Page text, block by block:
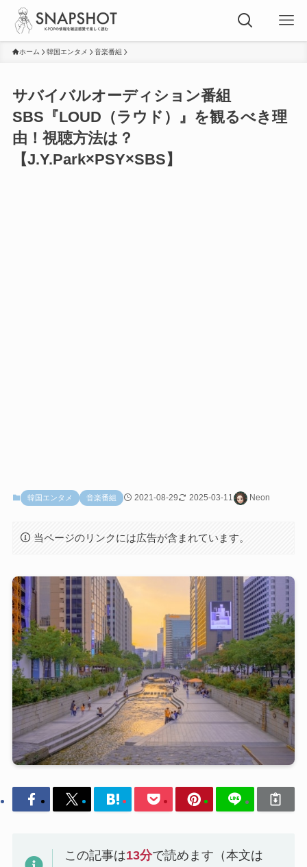
ホーム 韓国エンタメ 音楽番組
サバイバルオーディション番組
SBS『LOUD（ラウド）』を観るべき理
由！視聴方法は？
【J.Y.Park×PSY×SBS】
韓国エンタメ 音楽番組 2021-08-29 2025-03-11 Neon
当ページのリンクには広告が含まれています。
この記事は13分で読めます（本文は